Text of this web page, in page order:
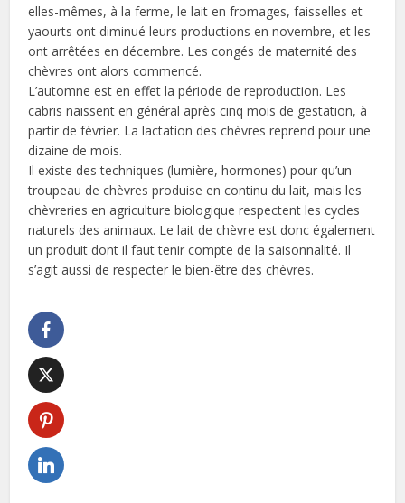
elles-mêmes, à la ferme, le lait en fromages, faisselles et
yaourts ont diminué leurs productions en novembre, et les
ont arrêtées en décembre. Les congés de maternité des
chèvres ont alors commencé.
L’automne est en effet la période de reproduction. Les
cabris naissent en général après cinq mois de gestation, à
partir de février. La lactation des chèvres reprend pour une
dizaine de mois.
Il existe des techniques (lumière, hormones) pour qu’un
troupeau de chèvres produise en continu du lait, mais les
chèvreries en agriculture biologique respectent les cycles
naturels des animaux. Le lait de chèvre est donc également
un produit dont il faut tenir compte de la saisonnalité. Il
s’agit aussi de respecter le bien-être des chèvres.